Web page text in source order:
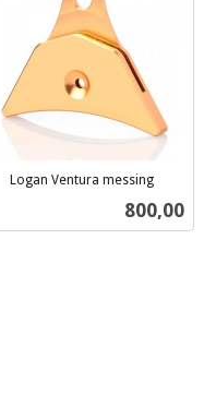
Logan Ventura messing
Pris
800,00